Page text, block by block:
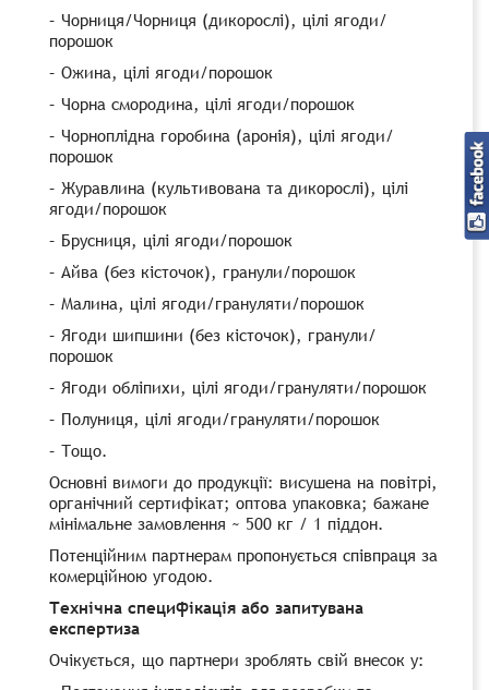
– Чорниця/Чорниця (дикорослі), цілі ягоди/
порошок
– Ожина, цілі ягоди/порошок
– Чорна смородина, цілі ягоди/порошок
– Чорноплідна горобина (аронія), цілі ягоди/
порошок
– Журавлина (культивована та дикорослі), цілі
ягоди/порошок
– Брусниця, цілі ягоди/порошок
– Айва (без кісточок), гранули/порошок
– Малина, цілі ягоди/грануляти/порошок
– Ягоди шипшини (без кісточок), гранули/
порошок
– Ягоди обліпихи, цілі ягоди/грануляти/порошок
– Полуниця, цілі ягоди/грануляти/порошок
– Тощо.
Основні вимоги до продукції: висушена на повітрі,
органічний сертифікат; оптова упаковка; бажане
мінімальне замовлення ~ 500 кг / 1 піддон.
Потенційним партнерам пропонується співпраця за
комерційною угодою.
Технічна специфікація або запитувана
експертиза
Очікується, що партнери зроблять свій внесок у: